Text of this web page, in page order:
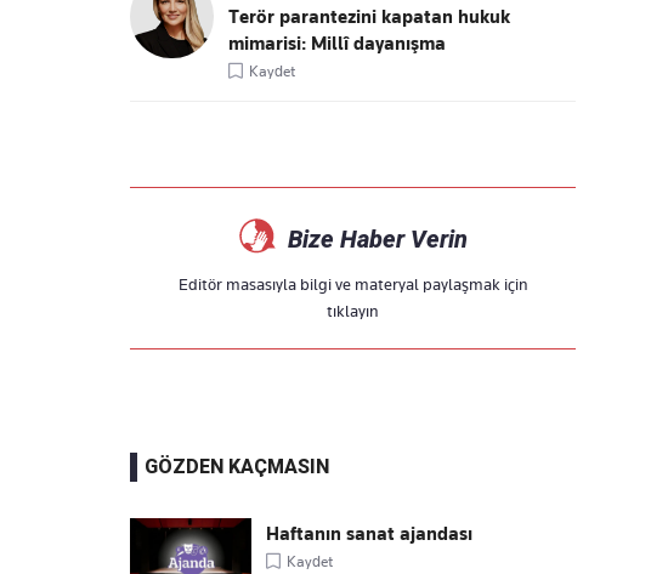
Terör parantezini kapatan hukuk
mimarisi: Millî dayanışma
Kaydet
Bize Haber Verin
Editör masasıyla bilgi ve materyal paylaşmak için
tıklayın
GÖZDEN KAÇMASIN
Haftanın sanat ajandası
Kaydet